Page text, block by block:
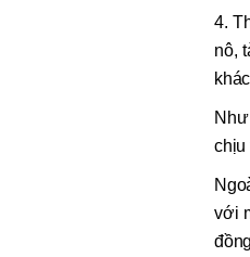
4.
nô,
chịu
với